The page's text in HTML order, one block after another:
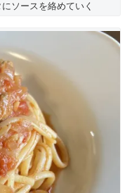
ソースを絡めていく